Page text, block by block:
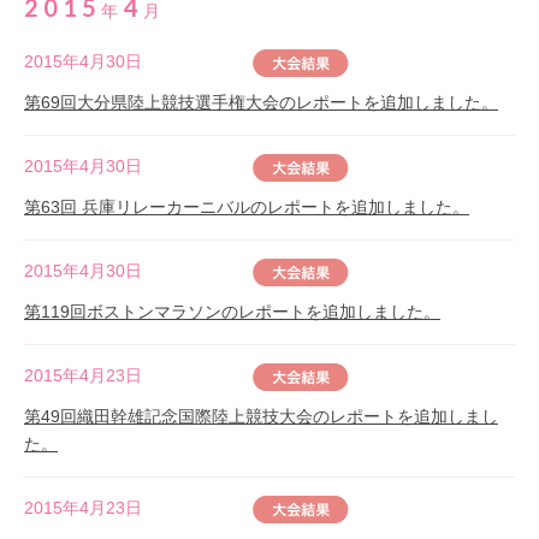
2015 年4 月
2015年4月30日
第69回大分県陸上競技選手権大会のレポートを追加しました。
2015年4月30日
第63回 兵庫リレーカーニバルのレポートを追加しました。
2015年4月30日
第119回ボストンマラソンのレポートを追加しました。
2015年4月23日
第49回織田幹雄記念国際陸上競技大会のレポートを追加しまし
た。
2015年4月23日